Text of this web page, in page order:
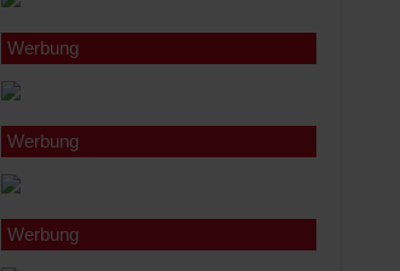
Werbung
Werbung
Werbung